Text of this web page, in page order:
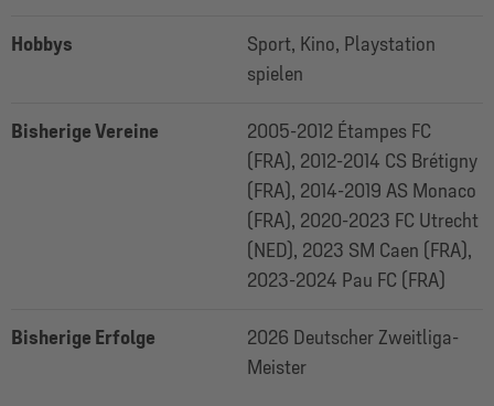
Hobbys
Sport, Kino, Playstation
spielen
Bisherige Vereine
2005-2012 Étampes FC
(FRA), 2012-2014 CS Brétigny
(FRA), 2014-2019 AS Monaco
(FRA), 2020-2023 FC Utrecht
(NED), 2023 SM Caen (FRA),
2023-2024 Pau FC (FRA)
Bisherige Erfolge
2026 Deutscher Zweitliga-
Meister